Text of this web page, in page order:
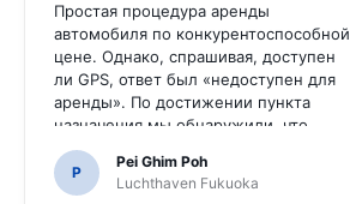
Простая процедура аренды
автомобиля по конкурентоспособной
цене. Однако, спрашивая, доступен
ли GPS, ответ был «недоступен для
аренды». По достижении пункта
назначения мы обнаружили, что
автомобиль оснащен GPS.Было бы
ужасно, если бы мы решили купить
GPS, поскольку нужно было
P
Pei Ghim Poh
Luchthaven Fukuoka